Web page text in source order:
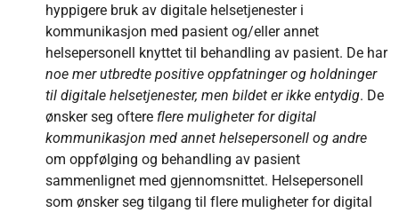
hyppigere bruk av digitale helsetjenester i
kommunikasjon med pasient og/eller annet
helsepersonell knyttet til behandling av pasient. De har
noe mer utbredte positive oppfatninger og holdninger
til digitale helsetjenester, men bildet er ikke entydig. De
ønsker seg oftere flere muligheter for digital
kommunikasjon med annet helsepersonell og andre
om oppfølging og behandling av pasient
sammenlignet med gjennomsnittet. Helsepersonell
som ønsker seg tilgang til flere muligheter for digital